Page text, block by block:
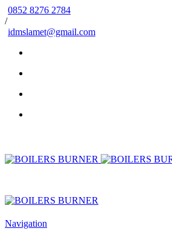
0852 8276 2784
/
idmslamet@gmail.com
Navigation